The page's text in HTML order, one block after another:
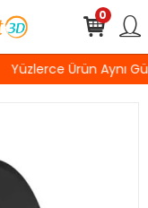
Yüzlerce Ürün Aynı
0